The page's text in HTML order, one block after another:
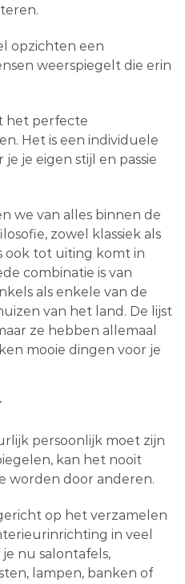
opzichten een
weerspiegelt die erin
het perfecte
Het is een individuele
je eigen stijl en passie
we van alles binnen de
zowel klassiek als
ook tot uiting komt in
combinatie is van
als enkele van de
van het land. De lijst
ze hebben allemaal
mooie dingen voor je
persoonlijk moet zijn
kan het nooit
worden door anderen.
op het verzamelen
in veel
nu salontafels,
lampen, banken of